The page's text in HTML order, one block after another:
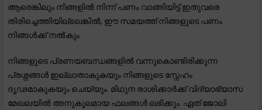
ആരെങ്കിലും നിങ്ങളിൽ നിന്ന് പണം വാങ്ങിയിട്ട് ഇതുവരെ
തിരിച്ചെത്തിയില്ലെങ്കിൽ, ഈ സമയത്ത് നിങ്ങളുടെ പണം
നിങ്ങൾക്ക് നൽകും.
നിങ്ങളുടെ പ്രണയബന്ധങ്ങളിൽ വന്നുകൊണ്ടിരിക്കുന്ന
പ്രശ്നങ്ങൾ ഇല്ലാതാകുകയും നിങ്ങളുടെ സ്നേഹം
ദൃഢമാകുകയും ചെയ്യും. മിഥുന രാശിക്കാർക്ക് വിദ്യാഭ്യാസ
മേഖലയിൽ അനുകൂലമായ ഫലങ്ങൾ ലഭിക്കും. ഏത് ജോലി